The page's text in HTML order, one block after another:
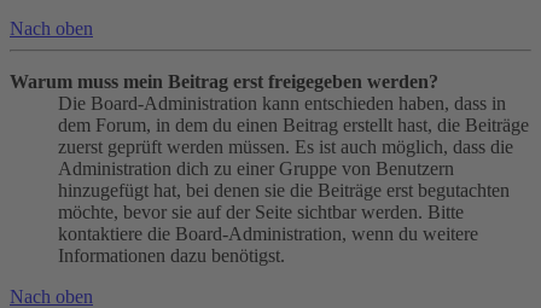
Nach oben
Warum muss mein Beitrag erst freigegeben werden?
Die Board-Administration kann entschieden haben, dass in
dem Forum, in dem du einen Beitrag erstellt hast, die Beiträge
zuerst geprüft werden müssen. Es ist auch möglich, dass die
Administration dich zu einer Gruppe von Benutzern
hinzugefügt hat, bei denen sie die Beiträge erst begutachten
möchte, bevor sie auf der Seite sichtbar werden. Bitte
kontaktiere die Board-Administration, wenn du weitere
Informationen dazu benötigst.
Nach oben